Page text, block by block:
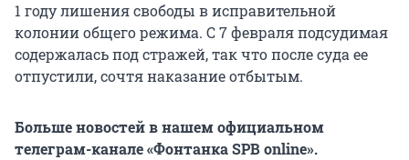
1 году лишения свободы в исправительной
колонии общего режима. С 7 февраля подсудимая
содержалась под стражей, так что после суда ее
отпустили, сочтя наказание отбытым.
Больше новостей в нашем официальном
телеграм-канале «Фонтанка SPB online».